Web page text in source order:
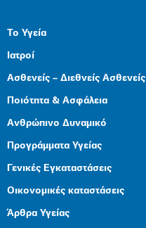
Το Υγεία
Ιατροί
Ασθενείς – Διεθνείς Ασθενείς
Ποιότητα & Ασφάλεια
Ανθρώπινο Δυναμικό
Προγράμματα Υγείας
Γενικές Εγκαταστάσεις
Οικονομικές καταστάσεις
Άρθρα Υγείας